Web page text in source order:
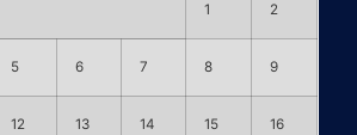
1 2
5 6 7 8 9
12 13 14 15 16